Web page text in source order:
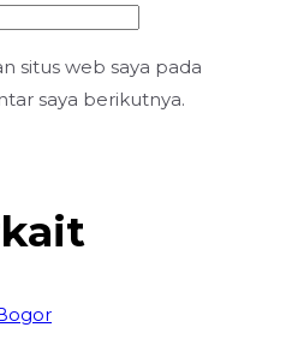
situs web saya pada
saya berikutnya.